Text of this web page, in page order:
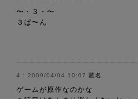
〜・３・〜
３ば〜ん
2009/04/04 10:07 匿名
ゲームが原作なのかな